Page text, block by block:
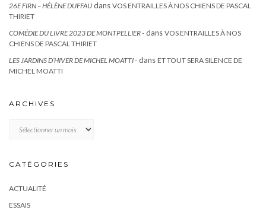
26E FIRN – HÉLÈNE DUFFAU dans VOS ENTRAILLES À NOS CHIENS DE PASCAL
THIRIET
COMÉDIE DU LIVRE 2023 DE MONTPELLIER - dans VOS ENTRAILLES À NOS
CHIENS DE PASCAL THIRIET
LES JARDINS D’HIVER DE MICHEL MOATTI - dans ET TOUT SERA SILENCE DE
MICHEL MOATTI
ARCHIVES
CATÉGORIES
ACTUALITÉ
ESSAIS